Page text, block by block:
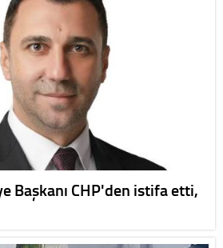
Başkanı CHP'den istifa etti,